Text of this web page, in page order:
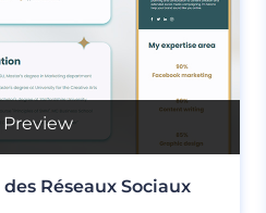
Preview
Réseaux Sociaux